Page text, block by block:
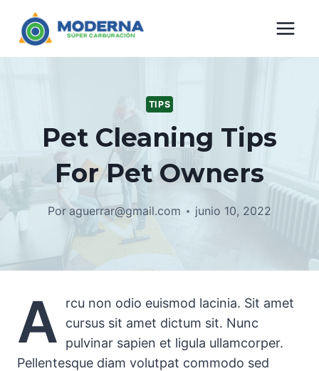
contenido
TIPS
Pet Cleaning Tips
For Pet Owners
Por aguerrar@gmail.com junio 10, 2022
A
rcu non odio euismod lacinia. Sit amet
cursus sit amet dictum sit. Nunc
pulvinar sapien et ligula ullamcorper.
Pellentesque diam volutpat commodo sed